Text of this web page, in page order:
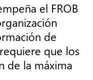
el FROB
de
que los
de la máxima